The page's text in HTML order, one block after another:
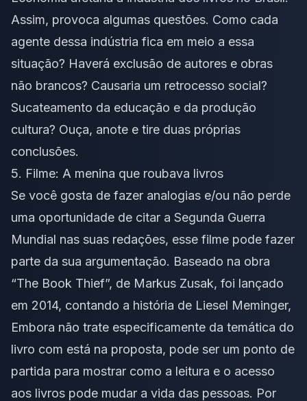
Assim, provoca algumas questões. Como cada
agente dessa indústria fica em meio a essa
situação? Haverá exclusão de autores e obras
não brancos? Causaria um retrocesso social?
Sucateamento da educação e da produção
cultura? Ouça, anote e tire duas próprias
conclusões.
5. Filme: A menina que roubava livros
Se você gosta de fazer analogias e/ou não perde
uma oportunidade de citar a Segunda Guerra
Mundial nas suas redações, esse filme pode fazer
parte da sua argumentação. Baseado na obra
“The Book Thief”, de Markus Zusak, foi lançado
em 2014, contando a história de Liesel Meminger,
Embora não trate especificamente da temática do
livro com está na proposta, pode ser um ponto de
partida para mostrar como a leitura e o acesso
aos livros pode mudar a vida das pessoas. Por